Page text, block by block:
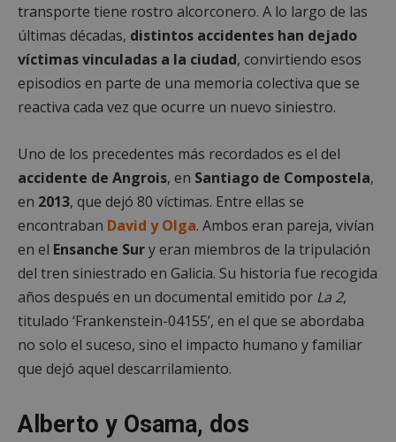
transporte tiene rostro alcorconero. A lo largo de las
últimas décadas, distintos accidentes han dejado
víctimas vinculadas a la ciudad, convirtiendo esos
episodios en parte de una memoria colectiva que se
reactiva cada vez que ocurre un nuevo siniestro.
Uno de los precedentes más recordados es el del
accidente de Angrois, en Santiago de Compostela,
en 2013, que dejó 80 víctimas. Entre ellas se
encontraban David y Olga. Ambos eran pareja, vivían
en el Ensanche Sury eran miembros de la tripulación
del tren siniestrado en Galicia. Su historia fue recogida
años después en un documental emitido por La 2,
titulado ‘Frankenstein-04155’, en el que se abordaba
no solo el suceso, sino el impacto humano y familiar
que dejó aquel descarrilamiento.
Alberto y Osama, dos